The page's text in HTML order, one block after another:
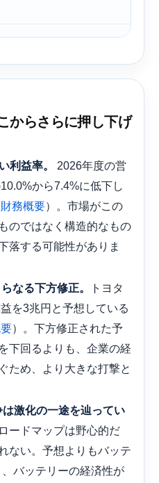
からさらに押し下げ
利益率。
2026年度の営
から7.4%に低下し
務概要）。市場がこの
のではなく構造的なもの
落する可能性がありま
なる下方修正。
トヨタ
を3兆円と予想している
）。下方修正された予
下回るよりも、企業の経
ため、より大きな打撃と
激化の一途を辿ってい
ードマップは野心的だ
ない。予想よりもバッテ
バッテリーの経済性が